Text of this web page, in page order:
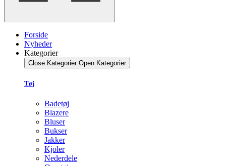
Forside
Nyheder
Kategorier
Close Kategorier Open Kategorier
Tøj
Badetøj
Blazere
Bluser
Bukser
Jakker
Kjoler
Nederdele